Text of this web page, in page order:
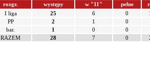
rozgr. występy w "11" pełne
I liga 25 6 0
PP 2 1
0
bar. 1 0
0
RAZEM 28 7 0